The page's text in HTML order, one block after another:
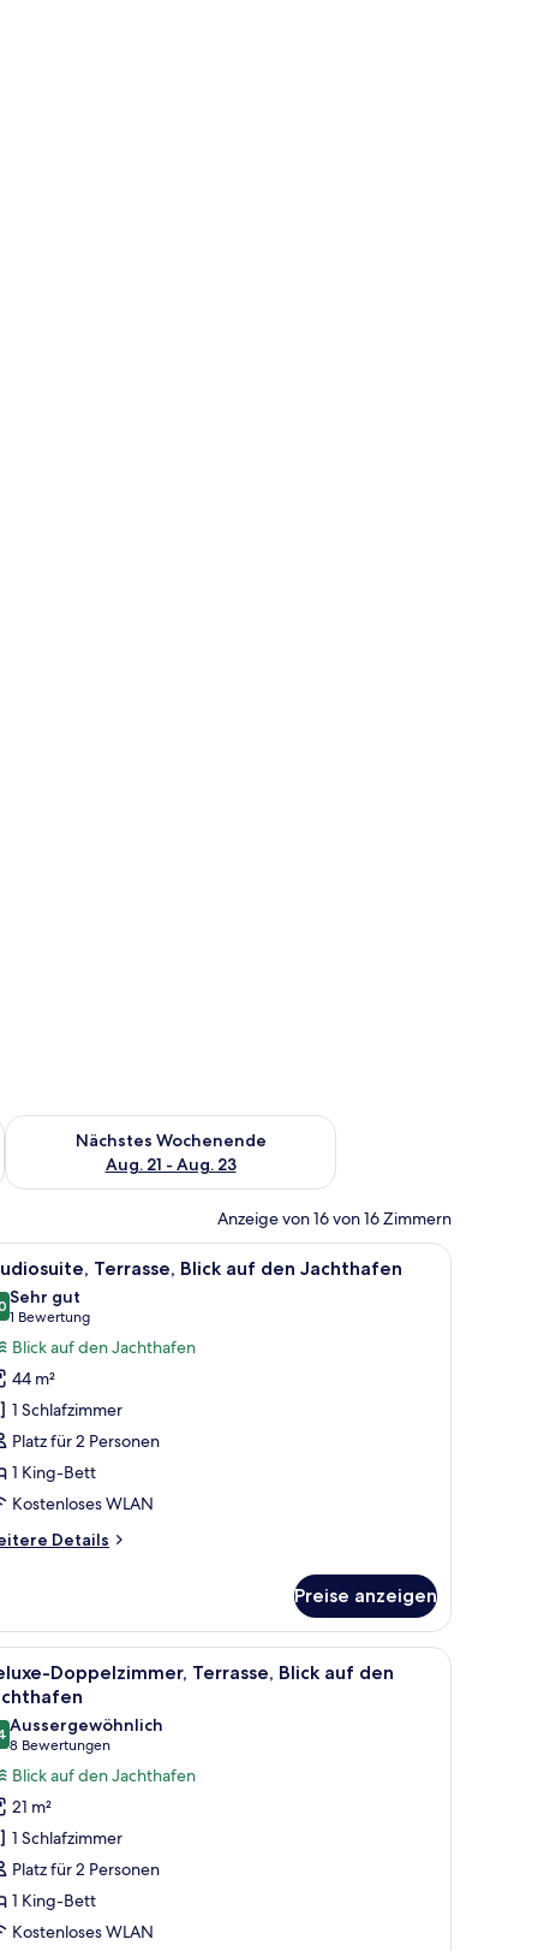
Aug. 14 - Aug. 16.
Nächstes Wochenende
Aug. 21 - Aug. 23
Überprüfe die Verfügbarkeit für nächstes Wochenende, Aug.
Anzeige von 16 von 16 Zimmern
Schreibtisch, einem Sessel und einem großen Spiegel sowie einem
Ein Hotelzimmer mit Bett, Dusche und Wand
12 Terrasse, Blick auf den Jachthafen
von 10
Sehr gut
1 Bewertung
(1
Bewertung)
Blick auf den Jachthafen
44 m²
1 Schlafzimmer
Platz für 2 Personen
1 King-Bett
Kostenloses WLAN
Details
Preise anzeigen
Ein Hotelzimmer mit einem hölzernen
7
Doppelzimmer, Terrasse, Blick auf den
von 10
Aussergewöhnlich
8 Bewertungen
(8
Bewertungen)
Blick auf den Jachthafen
21 m²
1 Schlafzimmer
Platz für 2 Personen
1 King-Bett
Kostenloses WLAN